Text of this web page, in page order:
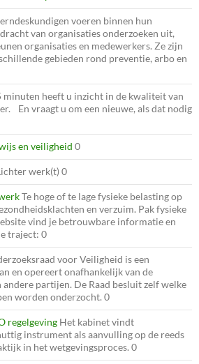
voeren binnen hun
van organisaties onderzoeken uit,
organisaties en medewerkers. Ze zijn
gebieden rond preventie, arbo en
minuten heeft u inzicht in de kwaliteit van
En vraagt u om een nieuwe, als dat nodig
en veiligheid 0
werk(t) 0
Te hoge of te lage fysieke belasting op
en verzuim. Pak fysieke
vind je betrouwbare informatie en
traject: 0
voor Veiligheid is een
en opereert onafhankelijk van de
partijen. De Raad besluit zelf welke
worden onderzocht. 0
regelgeving Het kabinet vindt
instrument als aanvulling op de reeds
in het wetgevingsproces. 0